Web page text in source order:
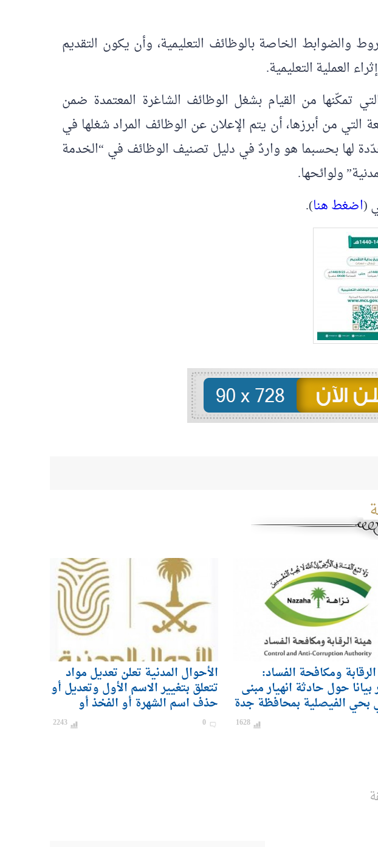
والضوابط الخاصة بالوظائف التعليمية، وأن يكون التقديم
العملية التعليمية.
تمكّنها من القيام بشغل الوظائف الشاغرة المعتمدة ضمن
التي من أبرزها، أن يتم الإعلان عن الوظائف المراد شغلها في
لها بحسبما هو واردٌ في دليل تصنيف الوظائف في “الخدمة
ولوائحها.
(اضغط هنا).
ومكافحة الفساد:
حول حادثة انهيار مبنى
بحي الفيصلية بمحافظة جدة
1628
الأحوال المدنية تعلن تعديل مواد
تتعلق بتغيير الاسم الأول وتعديل أو
حذف اسم الشهرة أو الفخذ أو
القبيلة
0
2243